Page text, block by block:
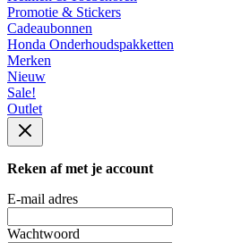
Promotie & Stickers
Cadeaubonnen
Honda Onderhoudspakketten
Merken
Nieuw
Sale!
Outlet
Reken af met je account
E-mail adres
Wachtwoord